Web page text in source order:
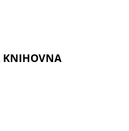
KNIHOVNA